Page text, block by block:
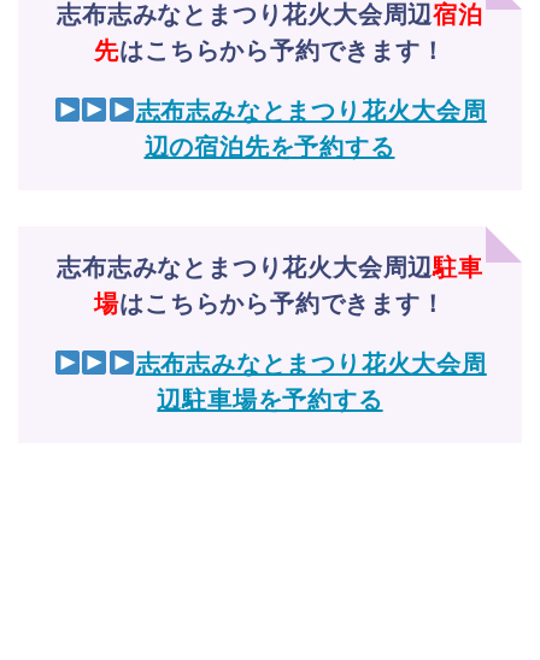
志布志みなとまつり花火大会周辺宿泊
先はこちらから予約できます！
志布志みなとまつり花火大会周
辺の宿泊先を予約する
志布志みなとまつり花火大会周辺駐車
場はこちらから予約できます！
志布志みなとまつり花火大会周
辺駐車場を予約する